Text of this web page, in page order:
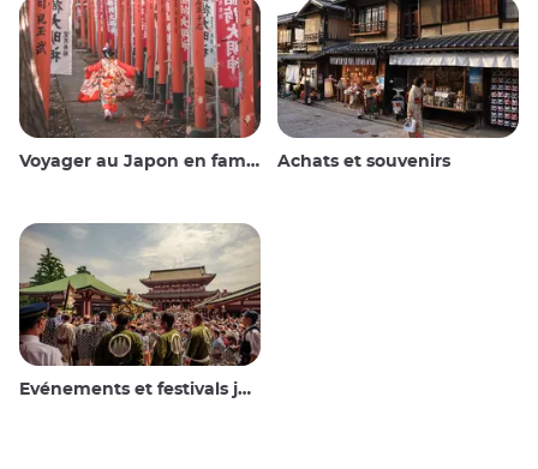
Voyager au Japon en famille Achats et souvenirs
Evénements et festivals japonais